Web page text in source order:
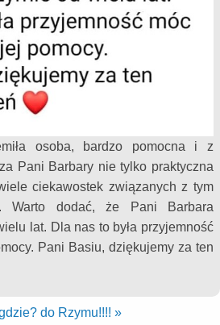
osoba, bardzo pomocna i z
Pani Barbary nie tylko praktyczna
ciekawostek związanych z tym
Warto dodać, że Pani Barbara
lat. Dla nas to była przyjemność
Pani Basiu, dziękujemy za ten
do Rzymu!!!! »